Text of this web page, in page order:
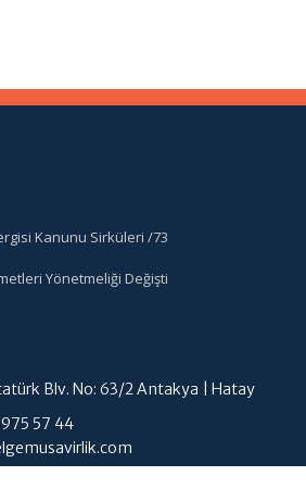
Kanunu Sirküleri /73
Yönetmeliği Değişti
Blv. No: 63/2 Antakya | Hatay
57 44